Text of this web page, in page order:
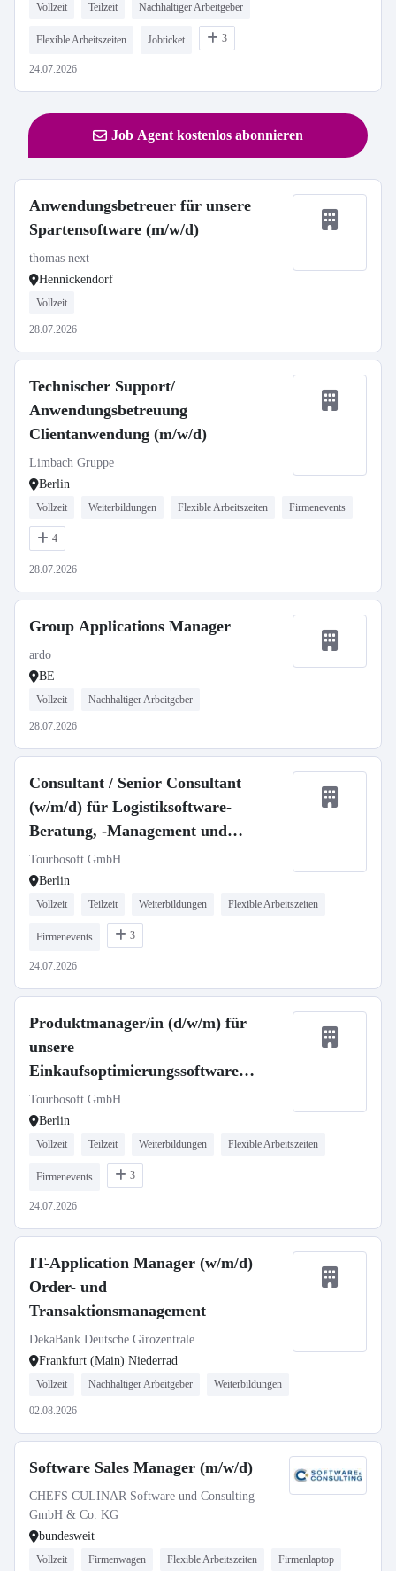
Vollzeit Teilzeit Nachhaltiger Arbeitgeber
Flexible Arbeitszeiten Jobticket 3
24.07.2026
Job Agent kostenlos abonnieren
Anwendungsbetreuer für unsere
Spartensoftware (m/w/d)
thomas next
Hennickendorf
Vollzeit
28.07.2026
Technischer Support/
Anwendungsbetreuung
Clientanwendung (m/w/d)
Limbach Gruppe
Berlin
Vollzeit Weiterbildungen Flexible Arbeitszeiten Firmenevents
4
28.07.2026
Group Applications Manager
ardo
BE
Vollzeit Nachhaltiger Arbeitgeber
28.07.2026
Consultant / Senior Consultant
(w/m/d) für Logistiksoftware-
Beratung, -Management und
Produktentwicklung
Tourbosoft GmbH
Berlin
Vollzeit Teilzeit Weiterbildungen Flexible Arbeitszeiten
Firmenevents 3
24.07.2026
Produktmanager/in (d/w/m) für
unsere
Einkaufsoptimierungssoftware
Tourbo.order
Tourbosoft GmbH
Berlin
Vollzeit Teilzeit Weiterbildungen Flexible Arbeitszeiten
Firmenevents 3
24.07.2026
IT-Application Manager (w/m/d)
Order- und
Transaktionsmanagement
DekaBank Deutsche Girozentrale
Frankfurt (Main) Niederrad
Vollzeit Nachhaltiger Arbeitgeber Weiterbildungen
02.08.2026
Software Sales Manager (m/w/d)
CHEFS CULINAR Software und Consulting
GmbH & Co. KG
bundesweit
Vollzeit Firmenwagen Flexible Arbeitszeiten Firmenlaptop